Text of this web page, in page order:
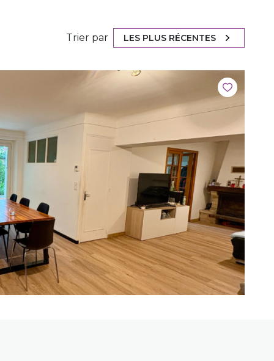
Trier par LES PLUS RÉCENTES